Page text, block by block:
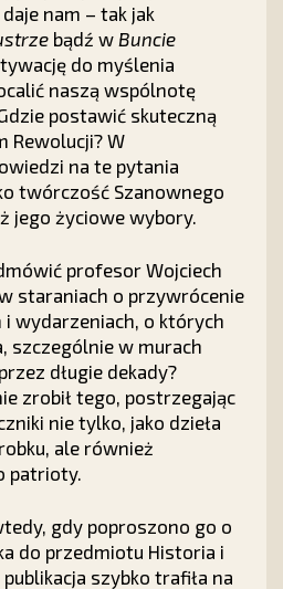
nam – tak jak
bądź w Buncie
do myślenia
naszą wspólnotę
postawić skuteczną
Rewolucji? W
na te pytania
twórczość Szanownego
jego życiowe wybory.
profesor Wojciech
staraniach o przywrócenie
i wydarzeniach, o których
szczególnie w murach
długie dekady?
zrobił tego, postrzegając
nie tylko, jako dzieła
ale również
patrioty.
gdy poproszono go o
do przedmiotu Historia i
szybko trafiła na